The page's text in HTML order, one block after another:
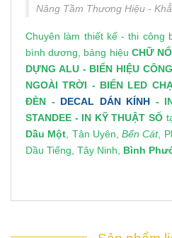
Nâng Tầm Thương Hiệu -
Chuyên làm thiết kế - thi công
bình dương , bảng hiệu CHỮ
DỰNG ALU- BIỂN HIỆU
NGOÀI TRỜI - BIỂN LED
ĐÈN - DECAL DÁN KÍNH -
STANDEE - IN KỸ THUẬT SỐ
Dầu Một , Tân Uyên,Bến Cát,
Dầu Tiếng, Tây Ninh, Bình